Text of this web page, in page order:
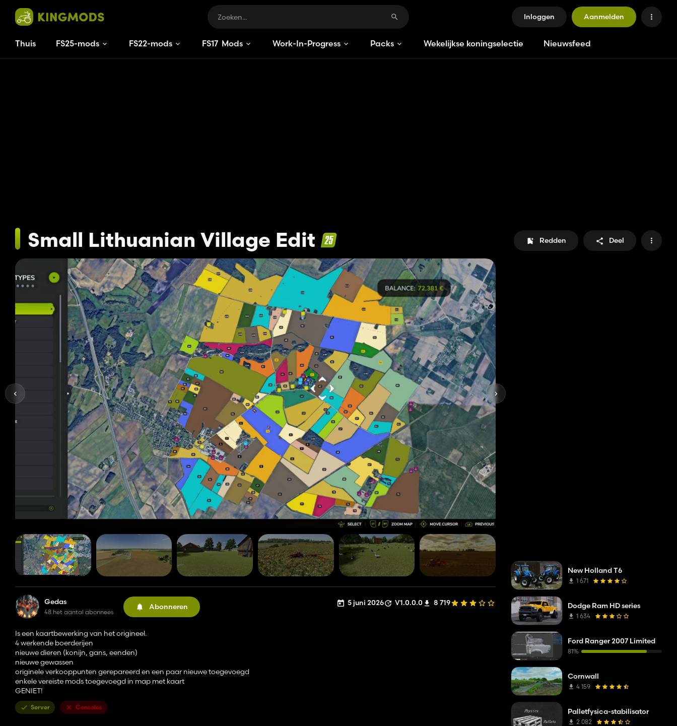
Inloggen Aanmelden
Thuis FS25-mods FS22-mods FS17 Mods Work-In-Progress Packs Wekelijkse koningselectie Nieuwsfeed
Small Lithuanian Village Edit Redden Deel
Gedas
48 het aantal abonnees
Abonneren 5 juni 2026 V1.0.0.0 8 719
Is een kaartbewerking van het origineel.
4 werkende boerderijen
nieuwe dieren (konijn, gans, eenden)
nieuwe gewassen
originele verkooppunten gerepareerd en een paar nieuwe toegevoegd
enkele vereiste mods toegevoegd in map met kaart
GENIET!
Server Consoles
New Holland T6
1 671
Dodge Ram HD series
1 634
Ford Ranger 2007 Limited
81%
Cornwall
4 159
Palletfysica-stabilisator
2 082